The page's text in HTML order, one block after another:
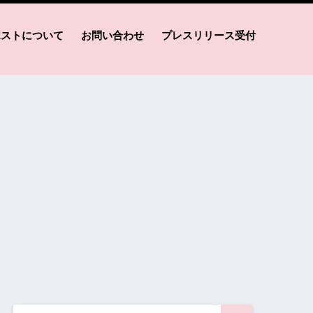
トについて お問い合わせ プレスリリース受付